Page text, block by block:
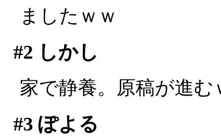
ましたｗｗ
#2 しかし
家で静養。原稿が進む
#3 ぽよる